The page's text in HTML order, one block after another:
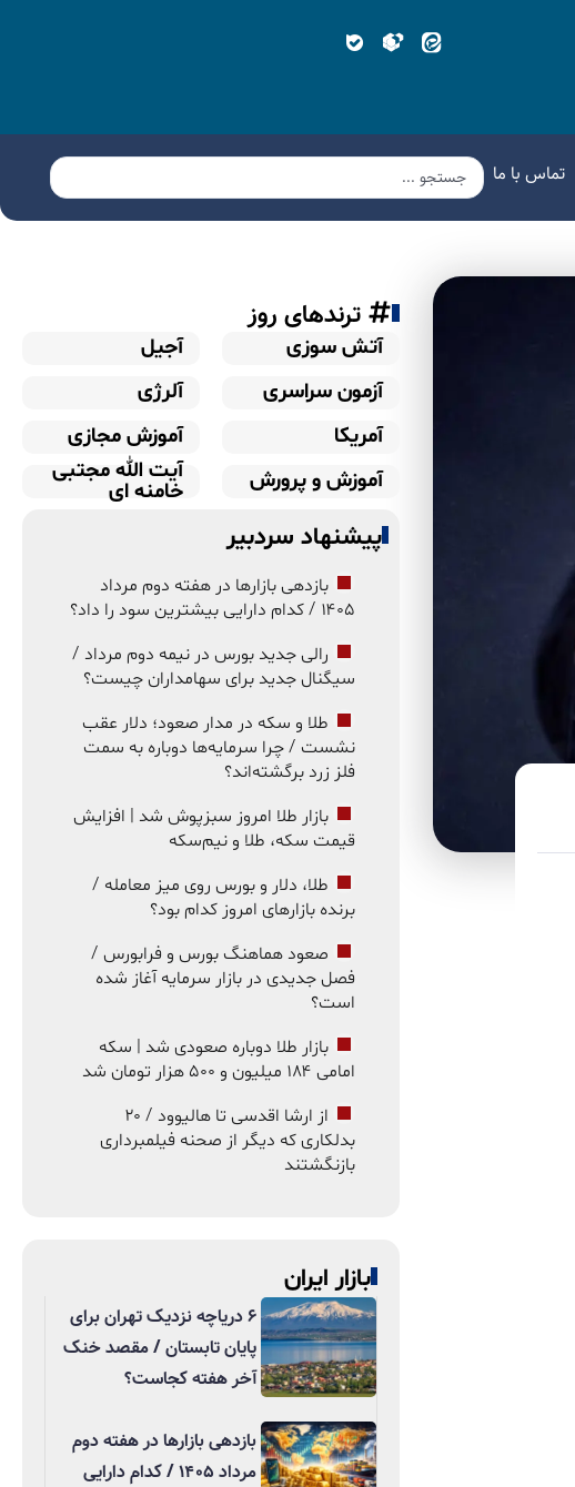
تماس با ما
ترندهای روز
آتش سوزی
آجیل
آزمون سراسری
آلرژی
آمریکا
آموزش مجازی
آموزش و پرورش
آیت الله مجتبی
خامنه ای
پیشنهاد سردبیر
بازدهی بازارها در هفته دوم مرداد
۱۴۰۵ / کدام دارایی بیشترین سود را داد؟
رالی جدید بورس در نیمه دوم مرداد /
سیگنال جدید برای سهامداران چیست؟
طلا و سکه در مدار صعود؛ دلار عقب
نشست / چرا سرمایه‌ها دوباره به سمت
فلز زرد برگشته‌اند؟
بازار طلا امروز سبزپوش شد | افزایش
قیمت سکه، طلا و نیم‌سکه
طلا، دلار و بورس روی میز معامله /
برنده بازارهای امروز کدام بود؟
صعود هماهنگ بورس و فرابورس /
فصل جدیدی در بازار سرمایه آغاز شده
است؟
بازار طلا دوباره صعودی شد | سکه
امامی ۱۸۴ میلیون و ۵۰۰ هزار تومان شد
از ارشا اقدسی تا هالیوود / ۲۰
بدلکاری که دیگر از صحنه فیلمبرداری
بازنگشتند
بازار ایران
۶ دریاچه نزدیک تهران برای
پایان تابستان / مقصد خنک
آخر هفته کجاست؟
بازدهی بازارها در هفته دوم
مرداد ۱۴۰۵ / کدام دارایی